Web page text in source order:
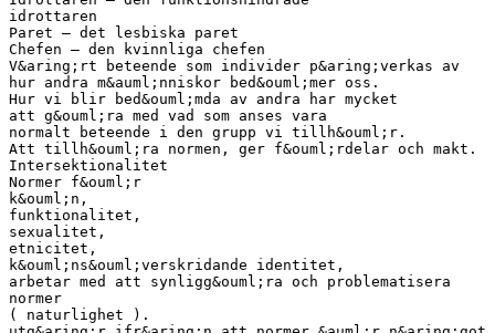
idrottaren
Paret – det lesbiska paret
Chefen – den kvinnliga chefen
V&aring;rt beteende som individer p&aring;verkas av
hur andra m&auml;nniskor bed&ouml;mer oss.
Hur vi blir bed&ouml;mda av andra har mycket
att g&ouml;ra med vad som anses vara
normalt beteende i den grupp vi tillh&ouml;r.
Att tillh&ouml;ra normen, ger f&ouml;rdelar och makt.
Intersektionalitet
Normer f&ouml;r
k&ouml;n,
funktionalitet,
sexualitet,
etnicitet,
k&ouml;ns&ouml;verskridande identitet,
arbetar med att synligg&ouml;ra och problematisera
normer
( naturlighet ).